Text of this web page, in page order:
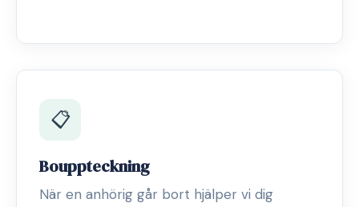
📋
Bouppteckning
När en anhörig går bort hjälper vi dig